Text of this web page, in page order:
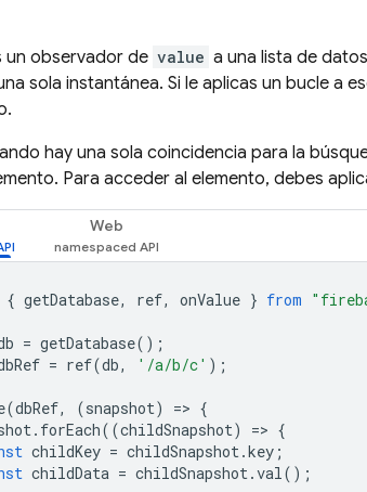
un observador de value a una lista de
sola instantánea. Si le aplicas un bucle a
hay una sola coincidencia para la
Para acceder al elemento, debes
Web
{ getDatabase, ref, onValue } from
= getDatabase();
= ref(db, '/a/b/c' );
(dbRef, (snapshot) => {
. forEach((childSnapshot) => {
childKey = childSnapshot.key ;
childData = childSnapshot.val();